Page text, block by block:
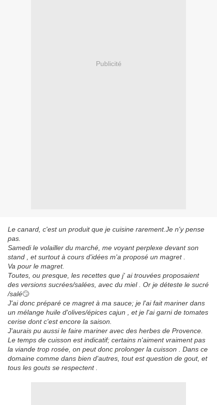
Publicité
Le canard, c'est un produit que je cuisine rarement.Je n'y pense
pas.
Samedi le volailler du marché, me voyant perplexe devant son
stand , et surtout à cours d'idées m'a proposé un magret .
Va pour le magret.
Toutes, ou presque, les recettes que j' ai trouvées proposaient
des versions sucrées/salées, avec du miel . Or je déteste le sucré
/salé🙄
J'ai donc préparé ce magret à ma sauce; je l'ai fait mariner dans
un mélange huile d'olives/épices cajun , et je l'ai garni de tomates
cerise dont c'est encore la saison.
J'aurais pu aussi le faire mariner avec des herbes de Provence.
Le temps de cuisson est indicatif; certains n'aiment vraiment pas
la viande trop rosée, on peut donc prolonger la cuisson . Dans ce
domaine comme dans bien d'autres, tout est question de gout, et
tous les gouts se respectent .